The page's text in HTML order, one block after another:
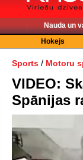
Nauda un
Hokejs
Sports / Motoru
VIDEO:
Spānijas